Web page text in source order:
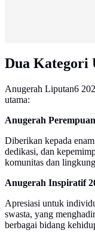
Dua Kategori
Anugerah Liputan6
utama:
Anugerah
Diberikan kepada
dedikasi, dan
komunitas dan
Anugerah Inspiratif
Apresiasi untuk
swasta, yang
berbagai bidang